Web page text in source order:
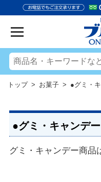
トップ> お菓子 > ●グミ・
●グミ・キャンデー
グミ・キャンデー商品